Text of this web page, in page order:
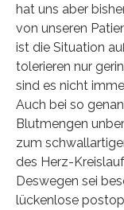
hat uns aber
von unseren
ist die Situation
tolerieren nur
sind es nicht
Auch bei so
Blutmengen
zum
des Herz-
Deswegen sei
lückenlose